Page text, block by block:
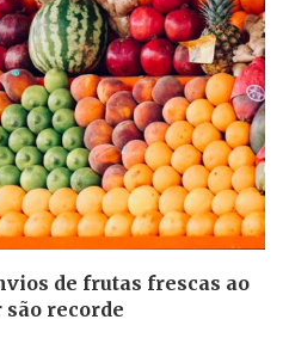
de frutas frescas ao
recorde